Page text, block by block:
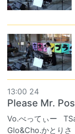
13:00 24
Please Mr.
Vo.べってぃー
Glo&Cho.かとりさ